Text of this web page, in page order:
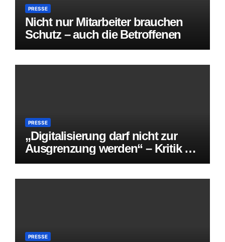
PRESSE
Nicht nur Mitarbeiter brauchen
Schutz – auch die Betroffenen
PRESSE
„Digitalisierung darf nicht zur
Ausgrenzung werden“ – Kritik an
weiteren Einschränkungen des
PRESSE